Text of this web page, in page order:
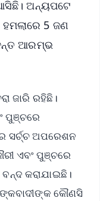
ଅନ୍ୟପଟେ
5 ଜଣ
ଆରମ୍ଭ
ଜାରି ରହିଛି।
ପୁଞ୍ଚରେ
ସର୍ଚ୍ଚ ଅପରେଶନ
ଏବଂ ପୁଞ୍ଚରେ
କରାଯାଇଛି।
କୌଣସି